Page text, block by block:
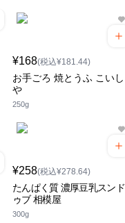
¥168(税込¥181.44)
お手ごろ 焼とうふ こいし
や
250g
¥258(税込¥278.64)
たんぱく質 濃厚豆乳スンド
ゥブ 相模屋
300g